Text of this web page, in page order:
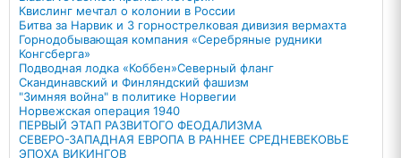
Квислинг мечтал о колонии в России
Битва за Нарвик и 3 горнострелковая дивизия вермахта
Горнодобывающая компания «Серебряные рудники
Конгсберга»
Подводная лодка «Коббен»Северный фланг
Скандинавский и Финляндский фашизм
"Зимняя война" в политике Норвегии
Норвежская операция 1940
ПЕРВЫЙ ЭТАП РАЗВИТОГО ФЕОДАЛИЗМА
СЕВЕРО-ЗАПАДНАЯ ЕВРОПА В РАННЕЕ СРЕДНЕВЕКОВЬЕ
ЭПОХА ВИКИНГОВ